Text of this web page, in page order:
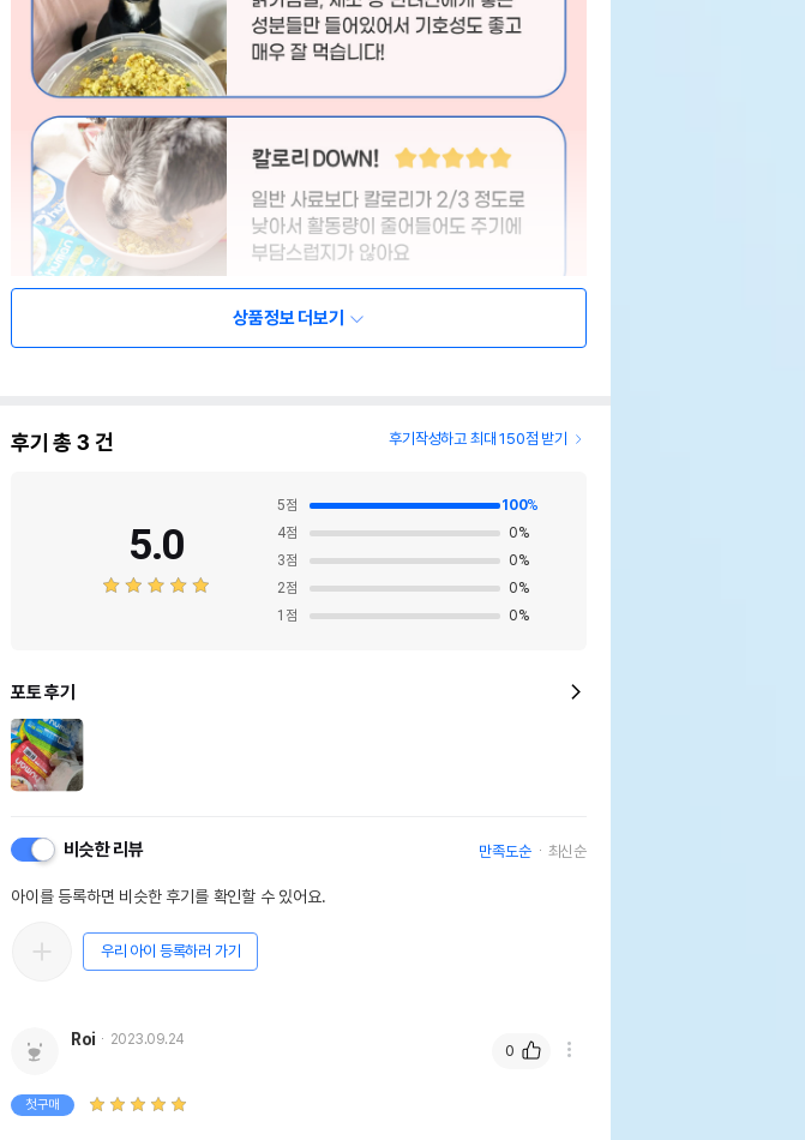
상품정보 더보기
후기 총 3 건 후기작성하고 최대 150점 받기
5.0
5점 100%
4점 0%
3점 0%
2점 0%
1 점 0%
포토 후기
비슷한 리뷰 만족도순 최신순
아이를 등록하면 비슷한 후기를 확인할 수 있어요.
우리 아이 등록하러 가기
Roi 2023.09.24
첫구매
0